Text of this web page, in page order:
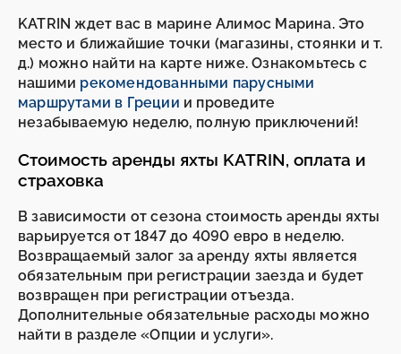
KATRIN ждет вас в марине Алимос Марина. Это
место и ближайшие точки (магазины, стоянки и т.
д.) можно найти на карте ниже. Ознакомьтесь с
нашими рекомендованными парусными
маршрутами в Греции и проведите
незабываемую неделю, полную приключений!
Стоимость аренды яхты KATRIN, оплата и
страховка
В зависимости от сезона стоимость аренды яхты
варьируется от 1847 до 4090 евро в неделю.
Возвращаемый залог за аренду яхты является
обязательным при регистрации заезда и будет
возвращен при регистрации отъезда.
Дополнительные обязательные расходы можно
найти в разделе «Опции и услуги».